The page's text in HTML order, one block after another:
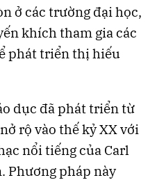
ở các trường đại học,
khích tham gia các
phát triển thị hiếu
dục đã phát triển từ
rộ vào thế kỷ XX với
nổi tiếng của Carl
Phương pháp này